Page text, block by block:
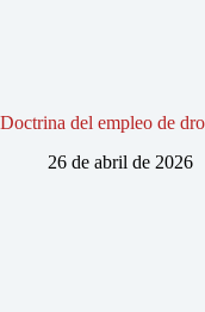
Doctrina del empleo de
26 de abril de 2026